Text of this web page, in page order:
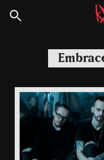
Siirry
suoraan